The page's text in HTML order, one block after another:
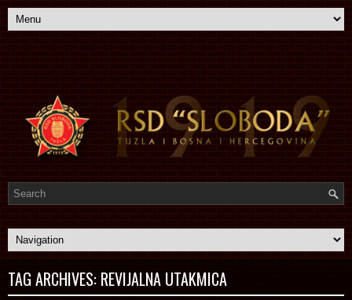
TAG ARCHIVES: REVIJALNA UTAKMICA